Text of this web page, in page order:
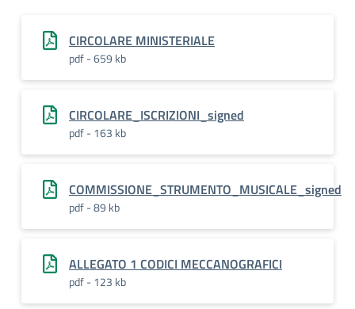
CIRCOLARE MINISTERIALE
pdf - 659 kb
CIRCOLARE_ISCRIZIONI_signed
pdf - 163 kb
COMMISSIONE_STRUMENTO_MUSICALE_signed
pdf - 89 kb
ALLEGATO 1 CODICI MECCANOGRAFICI
pdf - 123 kb